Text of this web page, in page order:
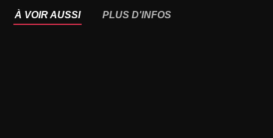
À VOIR AUSSI PLUS D'INFOS